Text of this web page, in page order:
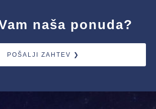
naša ponuda?
POŠALJI ZAHTEV ❯